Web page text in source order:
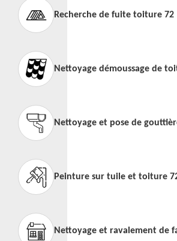
Recherche de fuite toiture 72
Nettoyage démoussage de
Nettoyage et pose de
Peinture sur tuile et toiture
Nettoyage et ravalement de